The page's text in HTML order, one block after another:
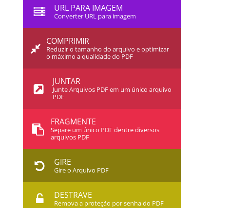
URL PARA IMAGEM
Converter URL para imagem
COMPRIMIR
Reduzir o tamanho do arquivo e optimizar
o máximo a qualidade do PDF
JUNTAR
Junte Arquivos PDF em um único arquivo
PDF
FRAGMENTE
Separe um único PDF dentre diversos
arquivos PDF
GIRE
Gire o Arquivo PDF
DESTRAVE
Remova a proteção por senha do PDF